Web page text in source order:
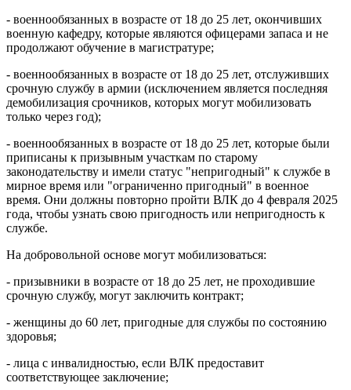
- военнообязанных в возрасте от 18 до 25 лет, окончивших
военную кафедру, которые являются офицерами запаса и не
продолжают обучение в магистратуре;
- военнообязанных в возрасте от 18 до 25 лет, отслуживших
срочную службу в армии (исключением является последняя
демобилизация срочников, которых могут мобилизовать
только через год);
- военнообязанных в возрасте от 18 до 25 лет, которые были
приписаны к призывным участкам по старому
законодательству и имели статус "непригодный" к службе в
мирное время или "ограниченно пригодный" в военное
время. Они должны повторно пройти ВЛК до 4 февраля 2025
года, чтобы узнать свою пригодность или непригодность к
службе.
На добровольной основе могут мобилизоваться:
- призывники в возрасте от 18 до 25 лет, не проходившие
срочную службу, могут заключить контракт;
- женщины до 60 лет, пригодные для службы по состоянию
здоровья;
- лица с инвалидностью, если ВЛК предоставит
соответствующее заключение;